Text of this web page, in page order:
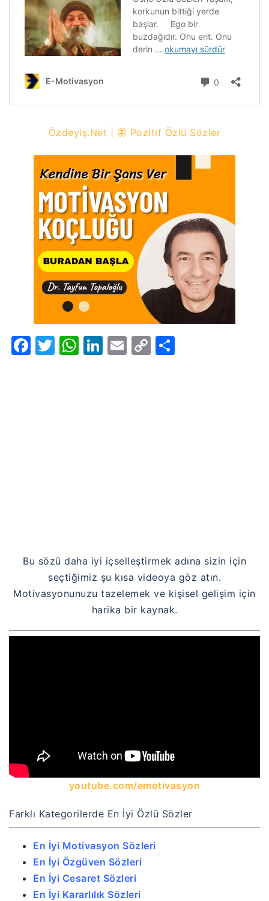
Özdeyiş.Net | 🦋 Pozitif Özlü Sözler
Facebook
Twitter
WhatsApp
LinkedIn
Email
Copy
Bu sözü daha iyi içselleştirmek adına sizin için
seçtiğimiz şu kısa videoya göz atın.
Motivasyonunuzu tazelemek ve kişisel gelişim için
harika bir kaynak.
youtube.com/emotivasyon
Farklı Kategorilerde En İyi Özlü Sözler
En İyi Motivasyon Sözleri
En İyi Özgüven Sözleri
En İyi Cesaret Sözleri
En İyi Kararlılık Sözleri